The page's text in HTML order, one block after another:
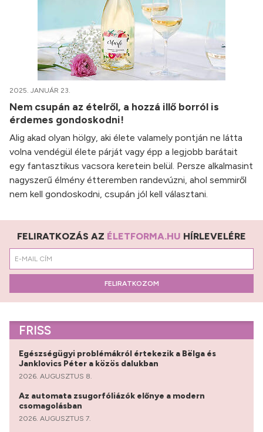
2025. JANUÁR 23.
Nem csupán az ételről, a hozzá illő borról is
érdemes gondoskodni!
Alig akad olyan hölgy, aki élete valamely pontján ne látta
volna vendégül élete párját vagy épp a legjobb barátait
egy fantasztikus vacsora keretein belül. Persze alkalmasint
nagyszerű élmény étteremben randevúzni, ahol semmiről
nem kell gondoskodni, csupán jól kell választani.
FELIRATKOZÁS AZ ÉLETFORMA.HU HÍRLEVELÉRE
FELIRATKOZOM
FRISS
Egészségügyi problémákról értekezik a Bëlga és
Janklovics Péter a közös dalukban
2026. AUGUSZTUS 8.
Az automata zsugorfóliázók előnye a modern
csomagolásban
2026. AUGUSZTUS 7.